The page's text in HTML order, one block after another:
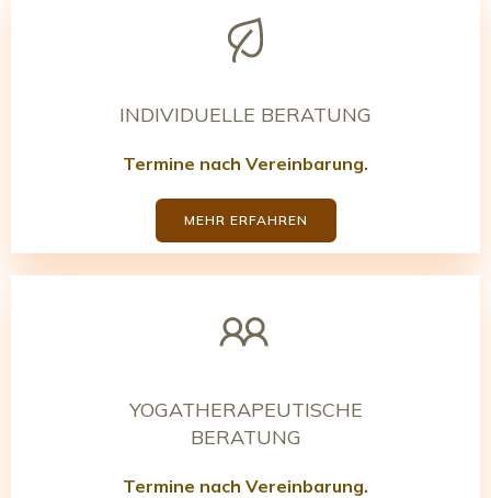
INDIVIDUELLE BERATUNG
Termine nach Vereinbarung.
MEHR ERFAHREN
YOGATHERAPEUTISCHE
BERATUNG
Termine nach Vereinbarung.